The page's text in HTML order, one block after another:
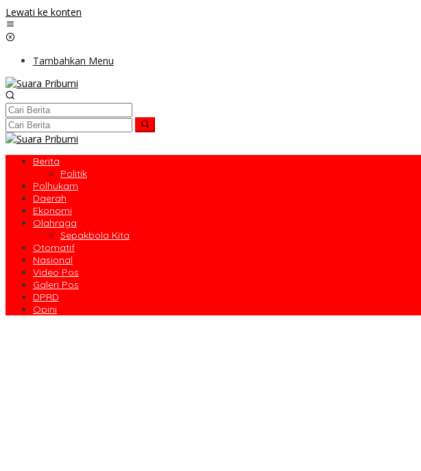
Lewati ke konten
Tambahkan Menu
Berita
Politik
Polhukam
Daerah
Ekonomi
Olahraga
Sepakbola Kita
Otomatif
Nasional
Video Pos
Galeri Pos
DPRD
Opini